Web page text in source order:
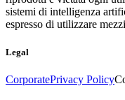
sistemi di intelligenza
espresso di utilizzare
Legal
CorporatePrivacy Policy